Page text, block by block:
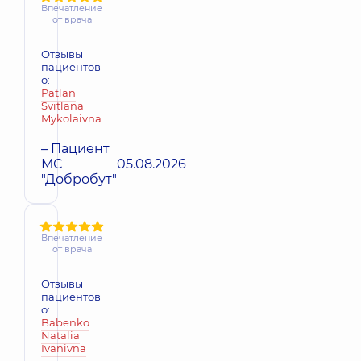
Впечатление
от врача
Отзывы
пациентов
о:
Patlan
Svitlana
Mykolaivna
– Пациент
МС
"Добробут"
05.08.2026
Впечатление
от врача
Отзывы
пациентов
о:
Babenko
Natalia
Ivanivna